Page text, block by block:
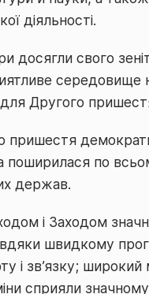
діяльності.
досягли свого
середовище
для Другого
пришестя
поширилася по
держав.
і Заходом
швидкому
і зв’язку; широкий
сприяли значному